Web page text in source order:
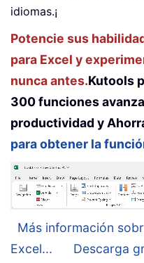
idiomas.¡
Potencie sus
para Excel y
nunca antes.Kutools
300 funciones
productividad y
para obtener la
Más información
Excel...
Descarga